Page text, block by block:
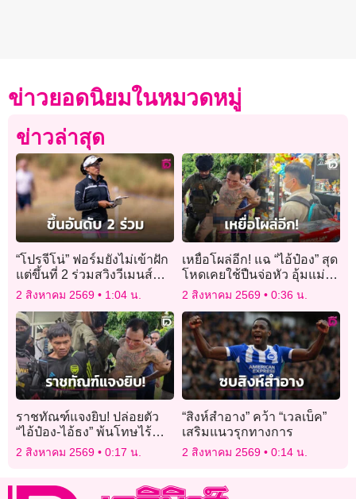
ข่าวยอดนิยมในหมวดหมู่
ข่าวล่าสุด
“โปรจีโน่” ฟอร์มยังไม่เข้าฝัก
แต่ขึ้นที่ 2 ร่วมสวิงวีเมนส์
โอเพ่น
2 สิงหาคม 2569 1:04 น.
เหยื่อโผล่อีก! แฉ “ไอ้ป๋อง” สุด
โหดเคยใช้ปืนจ่อหัว อุ้มแม่
หวังพาไปฝังดินเขาชีจรรย์
2 สิงหาคม 2569 0:36 น.
ราชทัณฑ์แจงยิบ! ปล่อยตัว
“ไอ้ป๋อง-ไอ้ธง” พ้นโทษไร้
สิทธิพิเศษ ใช้กฎหมาย JSOC
2 สิงหาคม 2569 0:17 น.
“สิงห์สำอาง” คว้า “เวลเบ็ค”
เสริมแนวรุกทางการ
2 สิงหาคม 2569 0:14 น.